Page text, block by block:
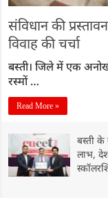
संविधान की
विवाह की चर्चा
बस्ती। जिले में एक
रस्मों …
Read More »
बस्ती के
लाभ,